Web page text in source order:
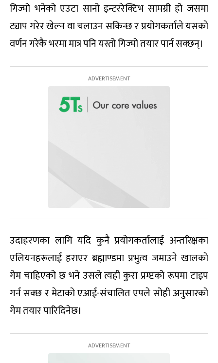
गिज्मो भनेको एउटा सानो इन्टररेक्टिभ सामग्री हो जसमा
ट्याप गरेर खेल्न वा चलाउन सकिन्छ र प्रयोगकर्ताले यसको
वर्णन गरेकै भरमा मात्र पनि यस्तो गिज्मो तयार पार्न सक्छन्।
उदाहरणका लागि यदि कुनै प्रयोगकर्तालाई अन्तरिक्षका
एलियनहरूलाई हराएर ब्रह्माण्डमा प्रभुत्व जमाउने खालको
गेम चाहिएको छ भने उसले त्यही कुरा प्रम्प्टको रूपमा टाइप
गर्न सक्छ र मेटाको एआई-संचालित एपले सोही अनुसारको
गेम तयार पारिदिनेछ।